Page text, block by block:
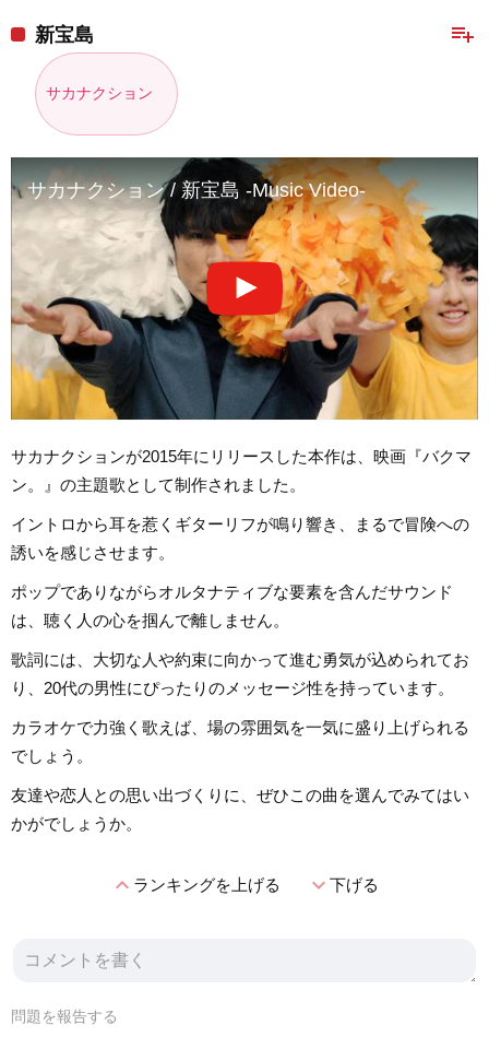
playlist_add
新宝島
サカナクション
サカナクション / 新宝島 -Music Video-
サカナクションが2015年にリリースした本作は、映画『バクマ
ン。』の主題歌として制作されました。
イントロから耳を惹くギターリフが鳴り響き、まるで冒険への
誘いを感じさせます。
ポップでありながらオルタナティブな要素を含んだサウンド
は、聴く人の心を掴んで離しません。
歌詞には、大切な人や約束に向かって進む勇気が込められてお
り、20代の男性にぴったりのメッセージ性を持っています。
カラオケで力強く歌えば、場の雰囲気を一気に盛り上げられる
でしょう。
友達や恋人との思い出づくりに、ぜひこの曲を選んでみてはい
かがでしょうか。
expand_lessランキングを上げる expand_more下げる
問題を報告する